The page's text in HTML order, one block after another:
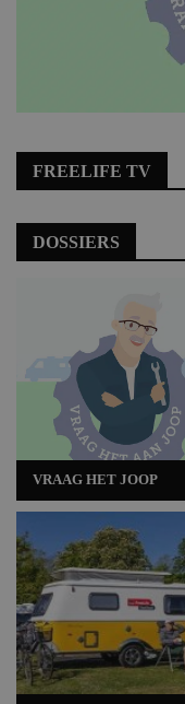
FREELIFE TV
DOSSIERS
VRAAG HET JOOP